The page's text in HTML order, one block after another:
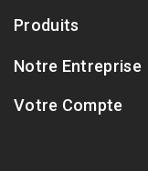
Produits
Notre Entreprise
Votre Compte